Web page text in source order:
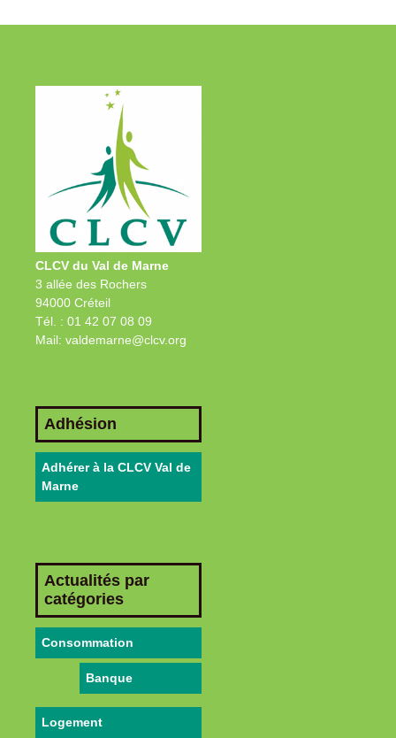
CLCV du Val de Marne
3 allée des Rochers
94000 Créteil
Tél. : 01 42 07 08 09
Mail: valdemarne@clcv.org
Adhésion
Adhérer à la CLCV Val de
Marne
Actualités par
catégories
Consommation
Banque
Logement